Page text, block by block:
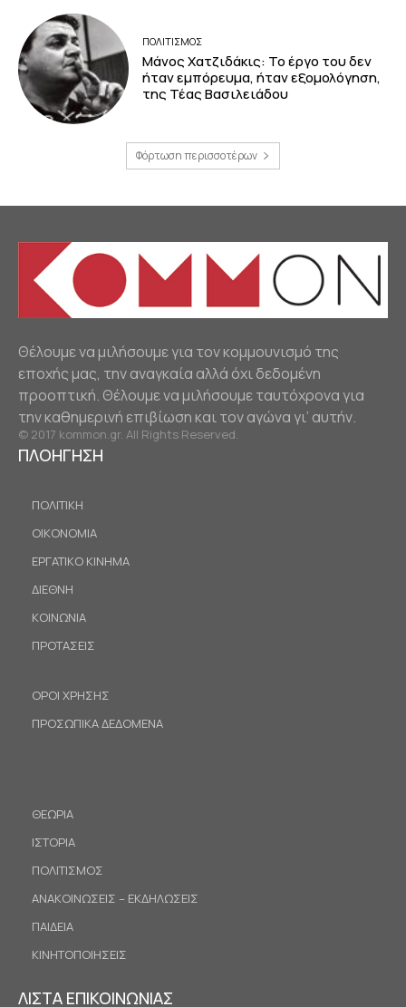
ΠΟΛΙΤΙΣΜΟΣ
Μάνος Χατζιδάκις: Το έργο του δεν
ήταν εμπόρευμα, ήταν εξομολόγηση,
της Τέας Βασιλειάδου
Φόρτωση περισσοτέρων
Θέλουμε να μιλήσουμε για τον κομμουνισμό της
εποχής μας, την αναγκαία αλλά όχι δεδομένη
προοπτική. Θέλουμε να μιλήσουμε ταυτόχρονα για
την καθημερινή επιβίωση και τον αγώνα γι’ αυτήν.
© 2017 kommon.gr. All Rights Reserved.
ΠΛΟΗΓΗΣΗ
ΠΟΛΙΤΙΚΗ
ΟΙΚΟΝΟΜΙΑ
ΕΡΓΑΤΙΚΟ ΚΙΝΗΜΑ
ΔΙΕΘΝΗ
ΚΟΙΝΩΝΙΑ
ΠΡΟΤΑΣΕΙΣ
ΟΡΟΙ ΧΡΗΣΗΣ
ΠΡΟΣΩΠΙΚΑ ΔΕΔΟΜΕΝΑ
ΘΕΩΡΙΑ
ΙΣΤΟΡΙΑ
ΠΟΛΙΤΙΣΜΟΣ
ΑΝΑΚΟΙΝΩΣΕΙΣ – ΕΚΔΗΛΩΣΕΙΣ
ΠΑΙΔΕΙΑ
ΚΙΝΗΤΟΠΟΙΗΣΕΙΣ
ΛΙΣΤΑ ΕΠΙΚΟΙΝΩΝΙΑΣ